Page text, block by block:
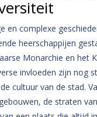
en complexe
heerschappijen
Monarchie en het
invloeden zijn nog
cultuur van de stad.
de straten